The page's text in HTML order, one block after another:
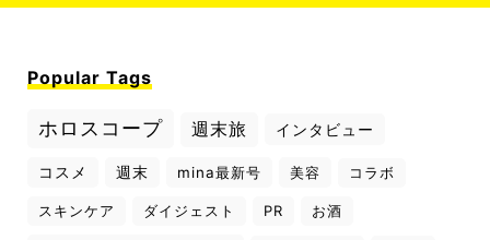
Popular Tags
ホロスコープ 週末旅 インタビュー
コスメ 週末 mina最新号 美容 コラボ
スキンケア ダイジェスト PR お酒